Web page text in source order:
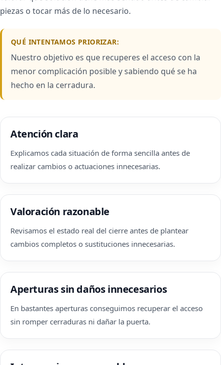
piezas o tocar más de lo necesario.
QUÉ INTENTAMOS PRIORIZAR:
Nuestro objetivo es que recuperes el acceso con la
menor complicación posible y sabiendo qué se ha
hecho en la cerradura.
Atención clara
Explicamos cada situación de forma sencilla antes de
realizar cambios o actuaciones innecesarias.
Valoración razonable
Revisamos el estado real del cierre antes de plantear
cambios completos o sustituciones innecesarias.
Aperturas sin daños innecesarios
En bastantes aperturas conseguimos recuperar el acceso
sin romper cerraduras ni dañar la puerta.